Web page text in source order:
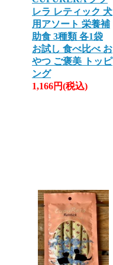
レラ レティック 犬
用アソート 栄養補
助食 3種類 各1袋
お試し 食べ比べ お
やつ ご褒美 トッピ
ング
1,166円(税込)